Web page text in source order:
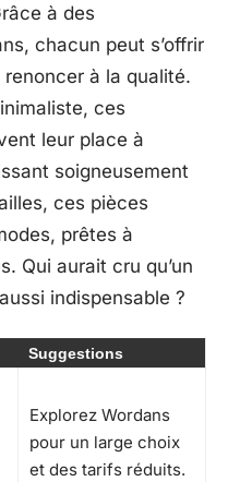
à des
chacun peut s’offrir
à la qualité.
ces
leur place à
soigneusement
ces pièces
prêtes à
Qui aurait cru qu’un
indispensable ?
Suggestions
Explorez Wordans
pour un large choix
et des tarifs réduits.